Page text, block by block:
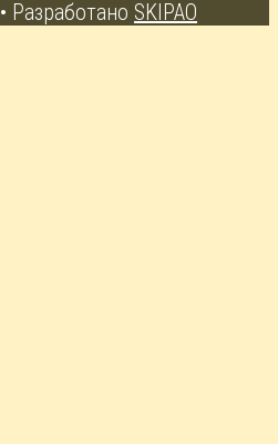
• Разработано SKIPAO